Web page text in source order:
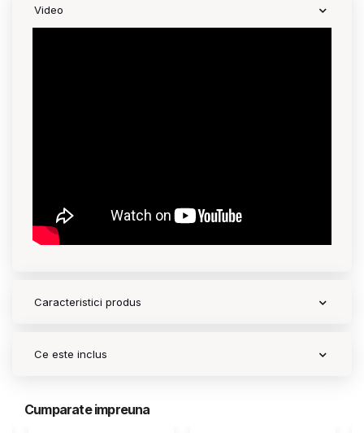
Video
Caracteristici produs
Ce este inclus
Cumparate impreuna